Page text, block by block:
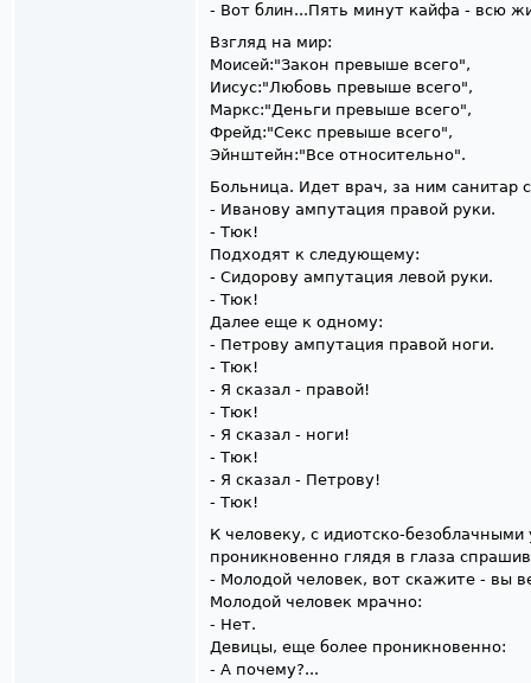
- Вот блин...Пять минут кайфа - всю
Взгляд на мир:
Моисей:"Закон превыше всего",
Иисус:"Любовь превыше всего",
Маркс:"Деньги превыше всего",
Фрейд:"Секс превыше всего",
Эйнштейн:"Все относительно".
Больница. Идет врач, за ним санитар
- Иванову ампутация правой руки.
- Тюк!
Подходят к следующему:
- Сидорову ампутация левой руки.
- Тюк!
Далее еще к одному:
- Петрову ампутация правой ноги.
- Тюк!
- Я сказал - правой!
- Тюк!
- Я сказал - ноги!
- Тюк!
- Я сказал - Петрову!
- Тюк!
К человеку, с идиотско-
проникновенно глядя в глаза
- Молодой человек, вот скажите - вы
Молодой человек мрачно:
- Нет.
Девицы, еще более проникновенно:
- А почему?...